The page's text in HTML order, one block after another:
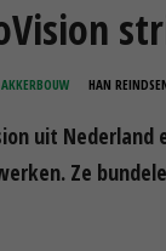
AKKERBOUW HAN
uit Nederland
Ze